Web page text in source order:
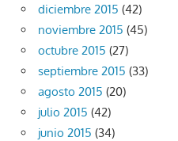
diciembre 2015 (42)
noviembre 2015 (45)
octubre 2015 (27)
septiembre 2015 (33)
agosto 2015 (20)
julio 2015 (42)
junio 2015 (34)